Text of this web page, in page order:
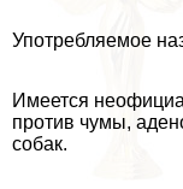
Употрeбляемое
Имеется
против чумы,
собак.